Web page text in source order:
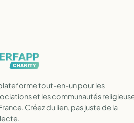
tout-en-un pour les
et les communautés
Créez du lien, pas juste de la